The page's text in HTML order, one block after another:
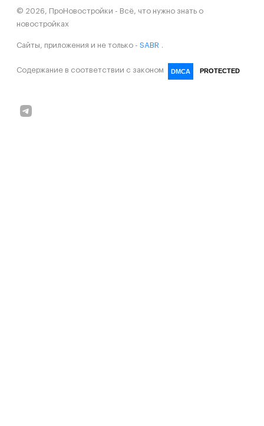
© 2026, ПроНовостройки - Всё, что нужно знать о
новостройках
Сайты, приложения и не только - SABR
Содержание в соответствии с законом DMCA PROTECTED